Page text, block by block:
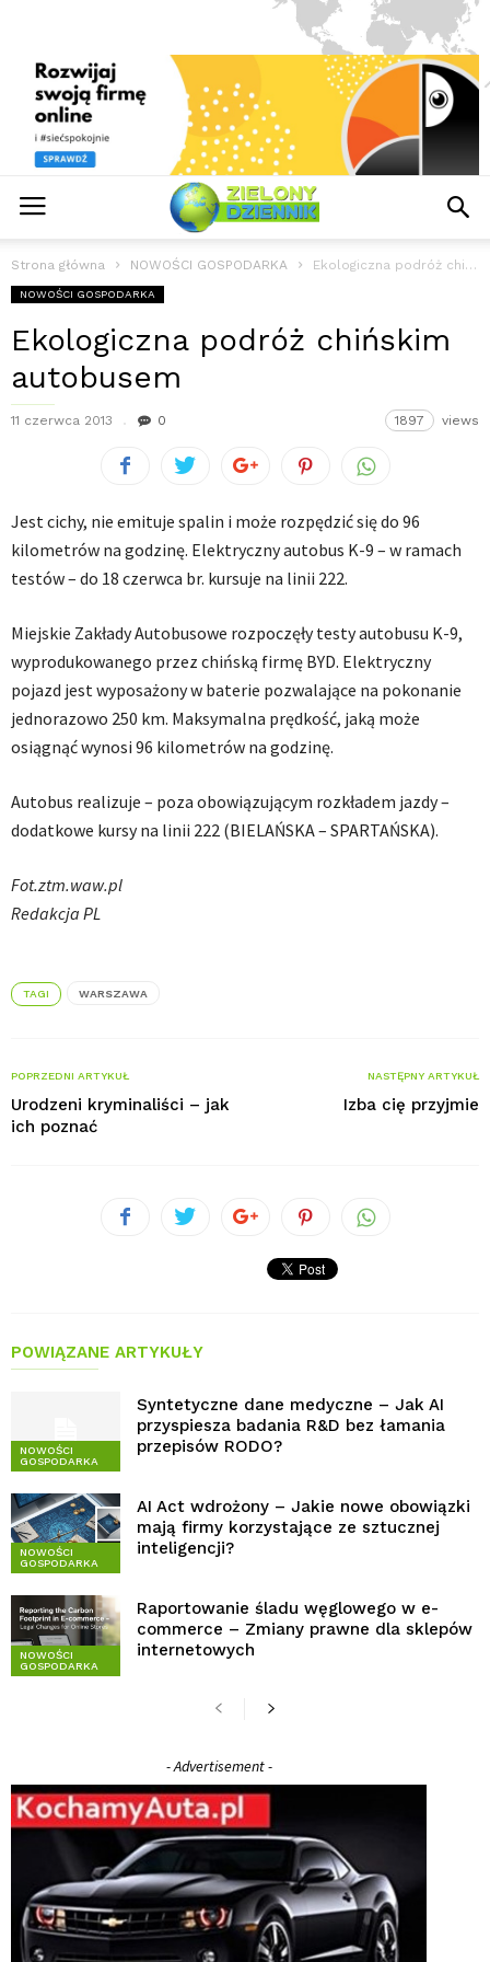
Strona główna NOWOŚCI GOSPODARKA Ekologiczna podróż chińskim autobusem
NOWOŚCI GOSPODARKA
Ekologiczna podróż chińskim
autobusem
11 czerwca 2013 0 1897 views
Jest cichy, nie emituje spalin i może rozpędzić się do 96
kilometrów na godzinę. Elektryczny autobus K-9 – w ramach
testów – do 18 czerwca br. kursuje na linii 222.
Miejskie Zakłady Autobusowe rozpoczęły testy autobusu K-9,
wyprodukowanego przez chińską firmę BYD. Elektryczny
pojazd jest wyposażony w baterie pozwalające na pokonanie
jednorazowo 250 km. Maksymalna prędkość, jaką może
osiągnąć wynosi 96 kilometrów na godzinę.
Autobus realizuje – poza obowiązującym rozkładem jazdy –
dodatkowe kursy na linii 222 (BIELAŃSKA – SPARTAŃSKA).
Fot.ztm.waw.pl
Redakcja PL
TAGI WARSZAWA
POPRZEDNI ARTYKUŁ
Urodzeni kryminaliści – jak
ich poznać
NASTĘPNY ARTYKUŁ
Izba cię przyjmie
POWIĄZANE ARTYKUŁY
NOWOŚCI
GOSPODARKA
Syntetyczne dane medyczne – Jak AI
przyspiesza badania R&D bez łamania
przepisów RODO?
NOWOŚCI
GOSPODARKA
AI Act wdrożony – Jakie nowe obowiązki
mają firmy korzystające ze sztucznej
inteligencji?
NOWOŚCI
GOSPODARKA
Raportowanie śladu węglowego w e-
commerce – Zmiany prawne dla sklepów
internetowych
- Advertisement -